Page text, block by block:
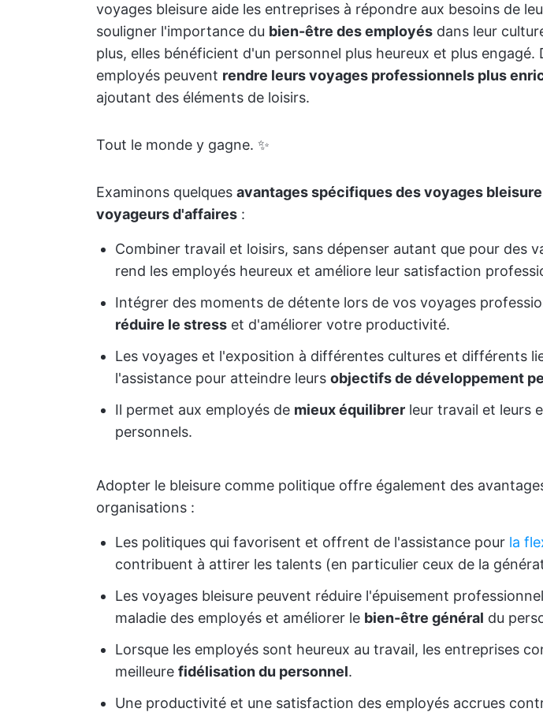
voyages bleisure aide les entreprises à répondre aux besoins de
souligner l'importance du bien-être des employés dans leur
plus, elles bénéficient d'un personnel plus heureux et plus engagé.
employés peuvent rendre leurs voyages professionnels plus
ajoutant des éléments de loisirs.
Tout le monde y gagne. ✨
Examinons quelques avantages spécifiques des voyages bleisure
voyageurs d'affaires :
Combiner travail et loisirs, sans dépenser autant que pour des
rend les employés heureux et améliore leur satisfaction
Intégrer des moments de détente lors de vos voyages
réduire le stress et d'améliorer votre productivité.
Les voyages et l'exposition à différentes cultures et différents
l'assistance pour atteindre leurs objectifs de développement
Il permet aux employés de mieux équilibrer leur travail et leurs
personnels.
Adopter le bleisure comme politique offre également des
organisations :
Les politiques qui favorisent et offrent de l'assistance pour la
contribuent à attirer les talents (en particulier ceux de la
Les voyages bleisure peuvent réduire l'épuisement
maladie des employés et améliorer le bien-être général du
Lorsque les employés sont heureux au travail, les entreprises
meilleure fidélisation du personnel.
Une productivité et une satisfaction des employés accrues